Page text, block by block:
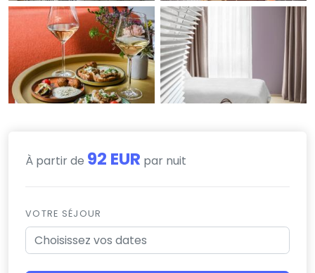
À partir de 92 EUR par nuit
VOTRE SÉJOUR